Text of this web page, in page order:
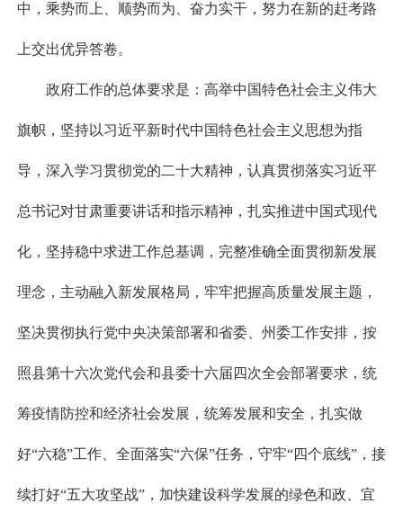
中，乘势而上、顺势而为、奋力实干，努力在新的赶考路
上交出优异答卷。
政府工作的总体要求是：高举中国特色社会主义伟大
旗帜，坚持以习近平新时代中国特色社会主义思想为指
导，深入学习贯彻党的二十大精神，认真贯彻落实习近平
总书记对甘肃重要讲话和指示精神，扎实推进中国式现代
化，坚持稳中求进工作总基调，完整准确全面贯彻新发展
理念，主动融入新发展格局，牢牢把握高质量发展主题，
坚决贯彻执行党中央决策部署和省委、州委工作安排，按
照县第十六次党代会和县委十六届四次全会部署要求，统
筹疫情防控和经济社会发展，统筹发展和安全，扎实做
好“六稳”工作、全面落实“六保”任务，守牢“四个底线”，接
续打好“五大攻坚战”，加快建设科学发展的绿色和政、宜